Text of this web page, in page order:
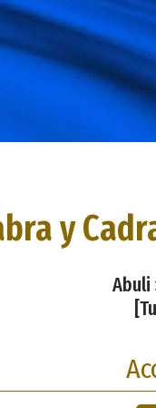
y
Abuli